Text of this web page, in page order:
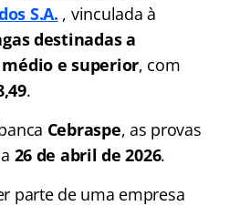
S.A. , vinculada à
destinadas a
e superior, com
.
Cebraspe, as provas
26 de abril de 2026.
parte de uma empresa